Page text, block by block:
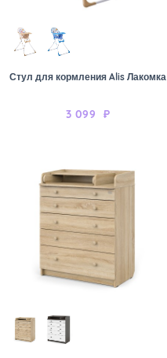
Стул для кормления Alis Лакомка
3 099 ₽